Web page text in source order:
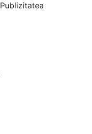
Publizitatea